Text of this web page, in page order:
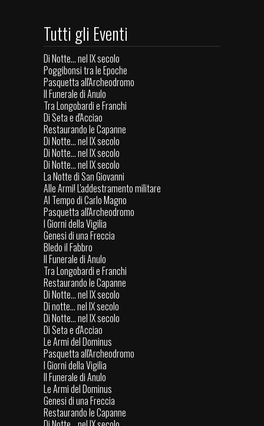
Tutti gli Eventi
Di Notte... nel IX secolo
Poggibonsi tra le Epoche
Pasquetta all'Archeodromo
Il Funerale di Anulo
Tra Longobardi e Franchi
Di Seta e d'Acciao
Restaurando le Capanne
Di Notte... nel IX secolo
Di Notte... nel IX secolo
Di Notte... nel IX secolo
La Notte di San Giovanni
Alle Armi! L'addestramento militare
Al Tempo di Carlo Magno
Pasquetta all'Archeodromo
I Giorni della Vigilia
Genesi di una Freccia
Bledo il Fabbro
Il Funerale di Anulo
Tra Longobardi e Franchi
Restaurando le Capanne
Di Notte... nel IX secolo
Di notte... nel IX secolo
Di Notte... nel IX secolo
Di Seta e d'Acciao
Le Armi del Dominus
Pasquetta all'Archeodromo
I Giorni della Vigilia
Il Funerale di Anulo
Le Armi del Dominus
Genesi di una Freccia
Restaurando le Capanne